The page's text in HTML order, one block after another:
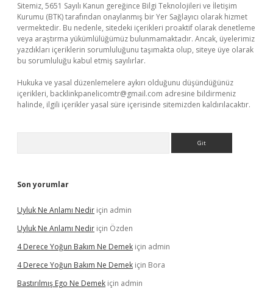
Sitemiz, 5651 Sayılı Kanun gereğince Bilgi Teknolojileri ve İletişim
Kurumu (BTK) tarafından onaylanmış bir Yer Sağlayıcı olarak hizmet
vermektedir. Bu nedenle, sitedeki içerikleri proaktif olarak denetleme
veya araştırma yükümlülüğümüz bulunmamaktadır. Ancak, üyelerimiz
yazdıkları içeriklerin sorumluluğunu taşımakta olup, siteye üye olarak
bu sorumluluğu kabul etmiş sayılırlar.
Hukuka ve yasal düzenlemelere aykırı olduğunu düşündüğünüz
içerikleri, backlinkpanelicomtr@gmail.com adresine bildirmeniz
halinde, ilgili içerikler yasal süre içerisinde sitemizden kaldırılacaktır.
Son yorumlar
Uyluk Ne Anlamı Nedir için admin
Uyluk Ne Anlamı Nedir için Özden
4 Derece Yoğun Bakım Ne Demek için admin
4 Derece Yoğun Bakım Ne Demek için Bora
Bastırılmış Ego Ne Demek için admin